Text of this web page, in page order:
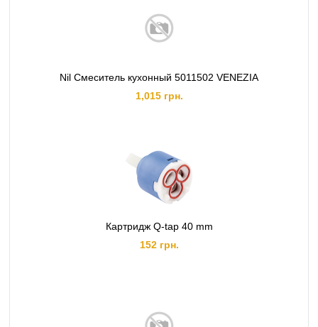
Nil Смеситель кухонный 5011502 VENEZIA
1,015 грн.
Картридж Q-tap 40 mm
152 грн.